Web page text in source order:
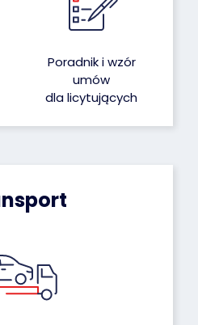
Poradnik i wzór
umów
dla licytujących